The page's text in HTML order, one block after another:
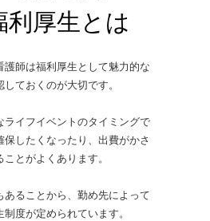
利厚生とは
護師は福利厚生として魅力的な
ておくのが大切です。
ライフイベントのタイミングで
保したくなったり、出費がかさ
とがよくあります。
あることから、勤め先によって
度が定められています。